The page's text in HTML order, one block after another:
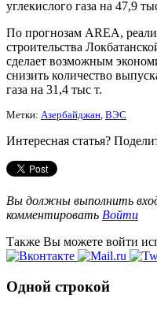
углекислого газа на 47,9
По прогнозам AREA,
строительства
сделает возможным
снизить количество
газа на 31,4 тыс т.
Метки: Азербайджан, ВЭС
Интересная статья?
Вы должны выполнить
комментировать Войти
Также Вы можете войти
Одной строкой